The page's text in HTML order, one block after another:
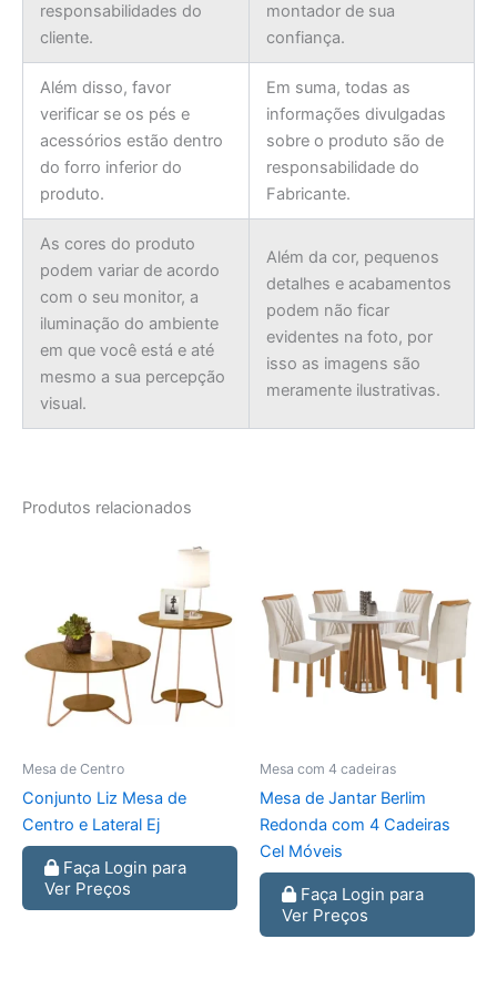
responsabilidades do
cliente.
montador de sua
confiança.
Além disso, favor
verificar se os pés e
acessórios estão dentro
do forro inferior do
produto.
Em suma, todas as
informações divulgadas
sobre o produto são de
responsabilidade do
Fabricante.
As cores do produto
podem variar de acordo
com o seu monitor, a
iluminação do ambiente
em que você está e até
mesmo a sua percepção
visual.
Além da cor, pequenos
detalhes e acabamentos
podem não ficar
evidentes na foto, por
isso as imagens são
meramente ilustrativas.
Produtos relacionados
Mesa de Centro
Conjunto Liz Mesa de
Centro e Lateral Ej
Faça Login para
Ver Preços
Mesa com 4 cadeiras
Mesa de Jantar Berlim
Redonda com 4 Cadeiras
Cel Móveis
Faça Login para
Ver Preços